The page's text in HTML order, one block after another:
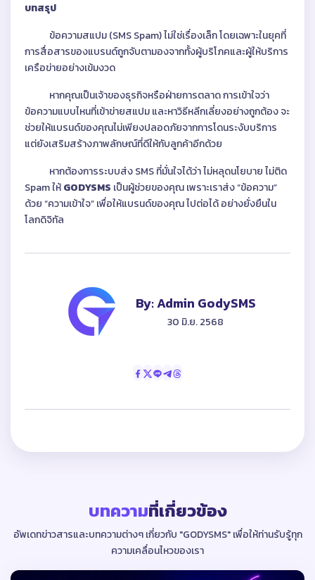
บทสรุป
ข้อความสแปม (SMS Spam) ไม่ใช่เรื่องเล็ก โดยเฉพาะในยุคที่
การสื่อสารของแบรนด์ถูกจับตามองจากทั้งผู้บริโภคและผู้ให้บริการ
เครือข่ายอย่างเข้มงวด
หากคุณเป็นเจ้าของธุรกิจหรือฝ่ายการตลาด การเข้าใจว่า
ข้อความแบบไหนที่เข้าข่ายสแปม และหาวิธีหลีกเลี่ยงอย่างถูกต้อง จะ
ช่วยให้แบรนด์ของคุณไม่เพียงปลอดภัยจากการโดนระงับบริการ
แต่ยังเสริมสร้างภาพลักษณ์ที่ดีให้กับลูกค้าอีกด้วย
หากต้องการระบบส่ง SMS ที่มั่นใจได้ว่า ไม่หลุดนโยบาย ไม่ติด
Spam ให้GODYSMS เป็นผู้ช่วยของคุณ เพราะเราส่ง “ข้อความ”
ด้วย “ความเข้าใจ” เพื่อให้แบรนด์ของคุณ ไปต่อได้ อย่างยั่งยืนใน
โลกดิจิทัล
By: Admin GodySMS
30 มิ.ย. 2568
บทความที่เกี่ยวข้อง
อัพเดทข่าวสารและบทความต่างๆ เกี่ยวกับ "GODYSMS"เพื่อให้ท่านรับรู้ทุก
ความเคลื่อนไหวของเรา